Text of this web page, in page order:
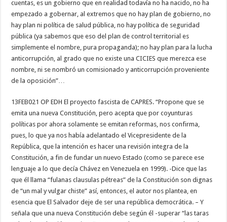
cuentas, es un gobierno que en realidad todavía no ha nacido, no ha
empezado a gobernar, al extremos que no hay plan de gobierno, no
hay plan ni política de salud pública, no hay política de seguridad
pública (ya sabemos que eso del plan de control territorial es
simplemente el nombre, pura propaganda); no hay plan para la lucha
anticorrupción, al grado que no existe una CICIES que merezca ese
nombre, ni se nombró un comisionado y anticorrupción proveniente
de la oposición”…
13FEB021 OP EDH El proyecto fascista de CAPRES. “Propone que se
emita una nueva Constitución, pero acepta que por coyunturas
políticas por ahora solamente se emitan reformas, nos confirma,
pues, lo que ya nos había adelantado el Vicepresidente de la
República, que la intención es hacer una revisión integra de la
Constitución, a fin de fundar un nuevo Estado (como se parece ese
lenguaje a lo que decía Chávez en Venezuela en 1999). -Dice que las
que él llama “fulanas clausulas pétreas” de la Constitución son dignas
de “un mal y vulgar chiste” así, entonces, el autor nos plantea, en
esencia que El Salvador deje de ser una república democrática. – Y
señala que una nueva Constitución debe según él -superar “las taras